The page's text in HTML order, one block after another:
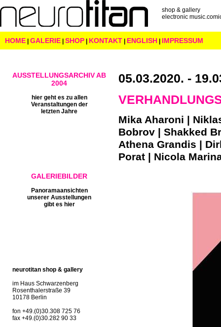
shop & gallery
electronic
HOME GALERIE SHOP KONTAKT ENGLISH IMPRESSUM
AUSSTELLUNGSARCHIV AB
2004
hier geht es zu allen
Veranstaltungen der
letzten Jahre
GALERIEBILDER
Panoramaansichten
unserer Ausstellungen
gibt es hier
neurotitan shop & gallery
im Haus Schwarzenberg
Rosenthalerstraße 39
10178 Berlin
fon +49.(0)30.308 725 76
fax +49.(0)30.282 90 33
05.03.2020. -
Mika Aharoni |
Bobrov | Shakked
Athena Grandis |
Porat | Nicola